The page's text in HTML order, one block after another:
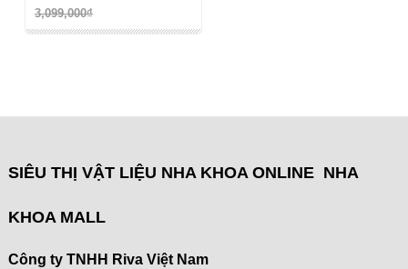
3,099,000₫
SIÊU THỊ VẬT LIỆU NHA KHOA ONLINE NHA
KHOA MALL
Công ty TNHH Riva Việt Nam